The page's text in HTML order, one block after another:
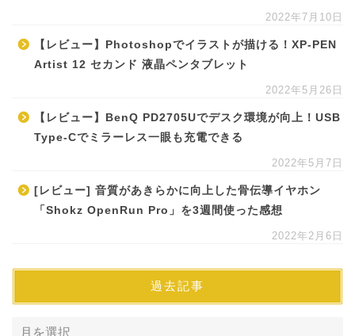
2022年7月10日
【レビュー】Photoshopでイラストが描ける！XP-PEN
Artist 12 セカンド 液晶ペンタブレット
2022年5月26日
【レビュー】BenQ PD2705Uでデスク環境が向上！USB
Type-Cでミラーレス一眼も充電できる
2022年5月7日
[レビュー] 音質があきらかに向上した骨伝導イヤホン
「Shokz OpenRun Pro」を3週間使った感想
2022年2月6日
過去記事